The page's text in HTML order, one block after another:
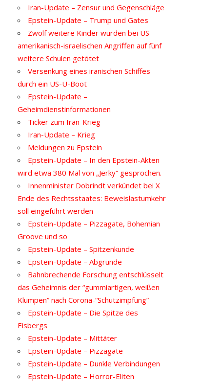
Iran-Update – Zensur und Gegenschläge
Epstein-Update – Trump und Gates
Zwölf weitere Kinder wurden bei US-
amerikanisch-israelischen Angriffen auf fünf
weitere Schulen getötet
Versenkung eines iranischen Schiffes
durch ein US-U-Boot
Epstein-Update –
Geheimdienstinformationen
Ticker zum Iran-Krieg
Iran-Update – Krieg
Meldungen zu Epstein
Epstein-Update – In den Epstein-Akten
wird etwa 380 Mal von „Jerky“ gesprochen.
Innenminister Dobrindt verkündet bei X
Ende des Rechtsstaates: Beweislastumkehr
soll eingeführt werden
Epstein-Update – Pizzagate, Bohemian
Groove und so
Epstein-Update – Spitzenkunde
Epstein-Update – Abgründe
Bahnbrechende Forschung entschlüsselt
das Geheimnis der “gummiartigen, weißen
Klumpen” nach Corona-“Schutzimpfung”
Epstein-Update – Die Spitze des
Eisbergs
Epstein-Update – Mittäter
Epstein-Update – Pizzagate
Epstein-Update – Dunkle Verbindungen
Epstein-Update – Horror-Eliten